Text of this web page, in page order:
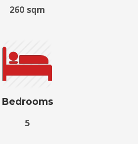
260 sqm
Bedrooms
5